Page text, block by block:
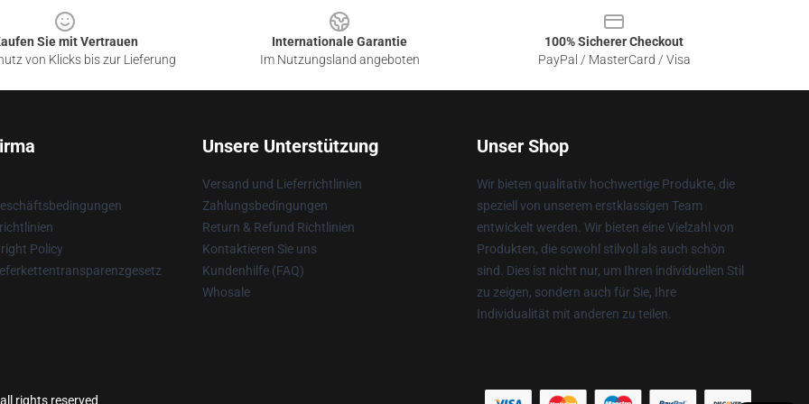
Sie mit Vertrauen
von Klicks bis zur Lieferung
Internationale Garantie
Im Nutzungsland angeboten
100% Sicherer Checkout
PayPal / MasterCard / Visa
Policy
Unsere Unterstützung
Versand und Lieferrichtlinien
Zahlungsbedingungen
Return & Refund Richtlinien
Kontaktieren Sie uns
Kundenhilfe (FAQ)
Whosale
Unser Shop
Wir bieten qualitativ hochwertige Produkte, die
speziell von unserem erstklassigen Team
entwickelt werden. Wir bieten eine Vielzahl von
Produkten, die sowohl stilvoll als auch schön
sind. Dies ist nicht nur, um Ihren individuellen Stil
zu zeigen, sondern auch für Sie, Ihre
Individualität mit anderen zu teilen.
rights reserved